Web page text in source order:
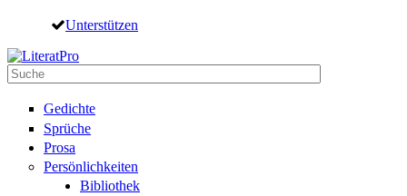
Direkt zum Inhalt
Unterstützen
Suche
Gedichte
Sprüche
Prosa
Persönlichkeiten
Bibliothek